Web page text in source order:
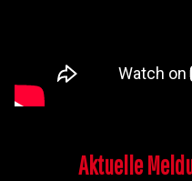
Aktuelle